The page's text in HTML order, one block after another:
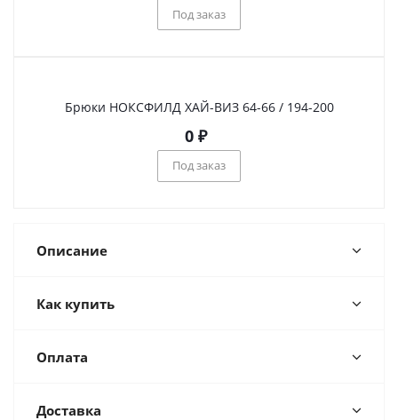
Под заказ
Брюки НОКСФИЛД ХАЙ-ВИЗ 64-66 / 194-200
0 ₽
Под заказ
Описание
Как купить
Оплата
Доставка